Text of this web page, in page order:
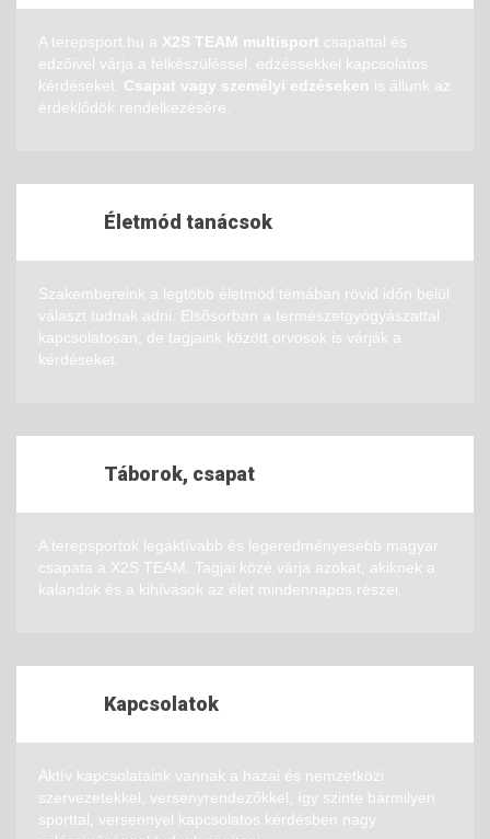
A terepsport.hu a X2S TEAM multisport csapattal és
edzőivel várja a felkészüléssel, edzéssekkel kapcsolatos
kérdéseket. Csapat vagy személyi edzéseken is állunk az
érdeklődök rendelkezésére.
Életmód tanácsok
Szakembereink a legtöbb életmód témában rövid időn belül
választ tudnak adni. Elsősorban a természetgyógyászattal
kapcsolatosan, de tagjaink között orvosok is várják a
kérdéseket.
Táborok, csapat
A terepsportok legaktívabb és legeredményesebb magyar
csapata a X2S TEAM. Tagjai közé várja azokat, akiknek a
kalandok és a kihívások az élet mindennapos részei.
Kapcsolatok
Aktív kapcsolataink vannak a hazai és nemzetközi
szervezetekkel, versenyrendezőkkel, így szinte bármilyen
sporttal, versennyel kapcsolatos kérdésben nagy